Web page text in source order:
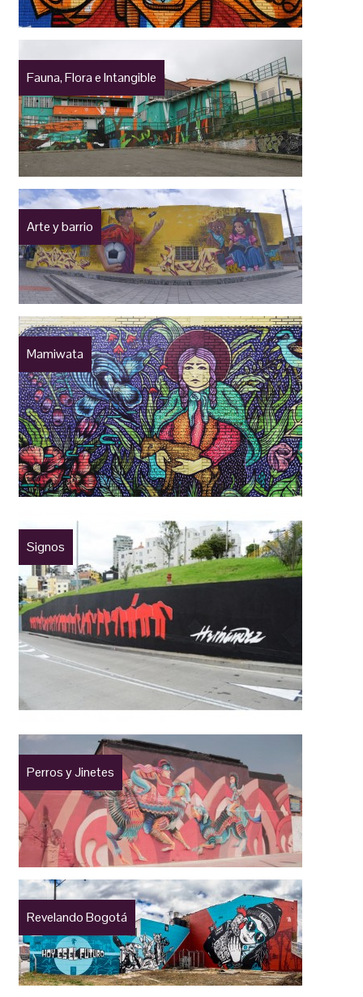
Fauna, Flora e Intangible
Arte y barrio
Mamiwata
Signos
Perros y Jinetes
Revelando Bogotá